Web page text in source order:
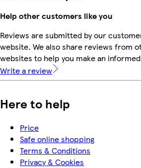
Help other customers like you
Reviews are submitted by our
website. We also share reviews from
websites to help you make an
Write a review
Here to help
Price
Safe online shopping
Terms & Conditions
Privacy & Cookies